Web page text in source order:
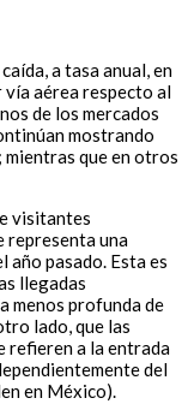
a tasa anual, en
aérea respecto al
de los mercados
mostrando
mientras que en otros
visitantes
representa una
año pasado. Esta es
llegadas
menos profunda de
lado, que las
refieren a la entrada
del
en México).